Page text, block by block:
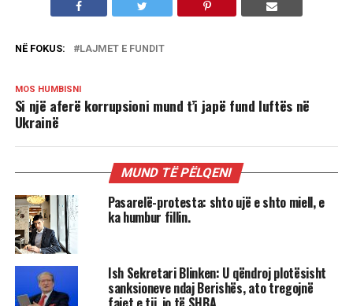
NË FOKUS: LAJMET E FUNDIT
MOS HUMBISNI
Si një aferë korrupsioni mund t’i japë fund luftës në
Ukrainë
MUND TË PËLQENI
Pasarelë-protesta: shto ujë e shto miell, e
ka humbur fillin.
Ish Sekretari Blinken: U qëndroj plotësisht
sanksioneve ndaj Berishës, ato tregojnë